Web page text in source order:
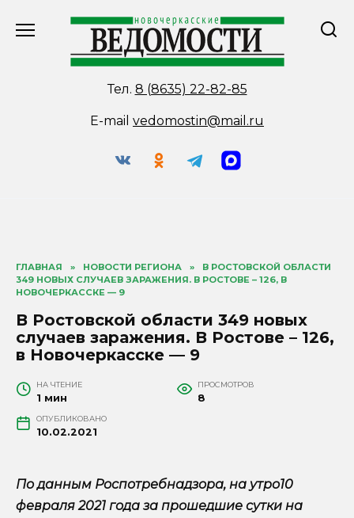
Тел. 8 (8635) 22-82-85
E-mail vedomostin@mail.ru
ГЛАВНАЯ » НОВОСТИ РЕГИОНА »
В РОСТОВСКОЙ ОБЛАСТИ
349 НОВЫХ СЛУЧАЕВ ЗАРАЖЕНИЯ. В РОСТОВЕ – 126, В
НОВОЧЕРКАССКЕ — 9
В Ростовской области 349 новых
случаев заражения. В Ростове – 126,
в Новочеркасске — 9
НА ЧТЕНИЕ
1 мин
ПРОСМОТРОВ
8
ОПУБЛИКОВАНО
10.02.2021
По данным Роспотребнадзора, на утро10
февраля 2021 года за прошедшие сутки на